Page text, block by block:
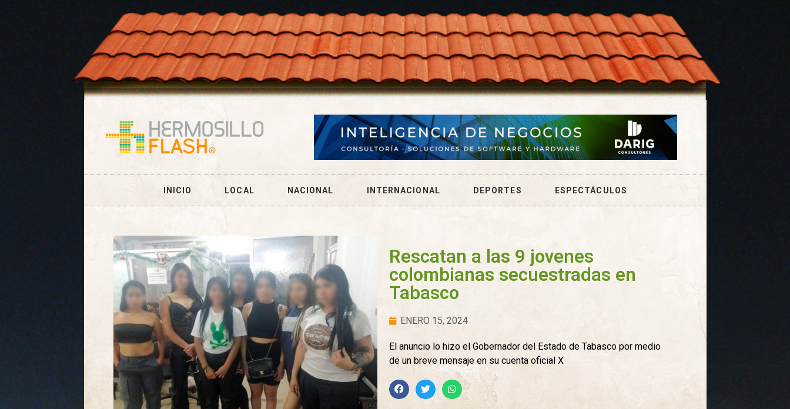
INICIO LOCAL NACIONAL INTERNACIONAL DEPORTES ESPECTÁCULOS
Rescatan a las 9 jovenes
colombianas secuestradas en
Tabasco
ENERO 15, 2024
El anuncio lo hizo el Gobernador del Estado de Tabasco por medio
de un breve mensaje en su cuenta oficial X